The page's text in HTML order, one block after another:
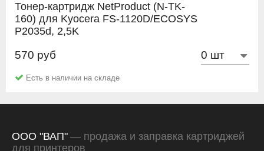
Тонер-картридж NetProduct (N-TK-
160) для Kyocera FS-1120D/ECOSYS
P2035d, 2,5K
NetProduct
570 руб
Есть в наличии на складе
ООО "ВАП" — продажа и заправка картриджей
для принтеров